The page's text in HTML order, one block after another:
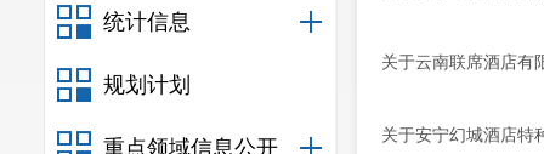
统计信息
规划计划
重点领域信息公开
关于云南联席酒店有
关于安宁幻城酒店特